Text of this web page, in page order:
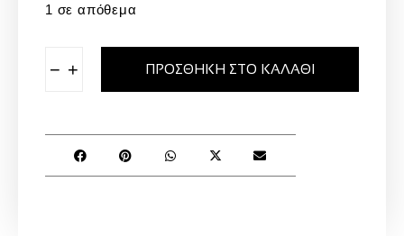
1 σε απόθεμα
− + ΠΡΟΣΘΉΚΗ ΣΤΟ ΚΑΛΆΘΙ